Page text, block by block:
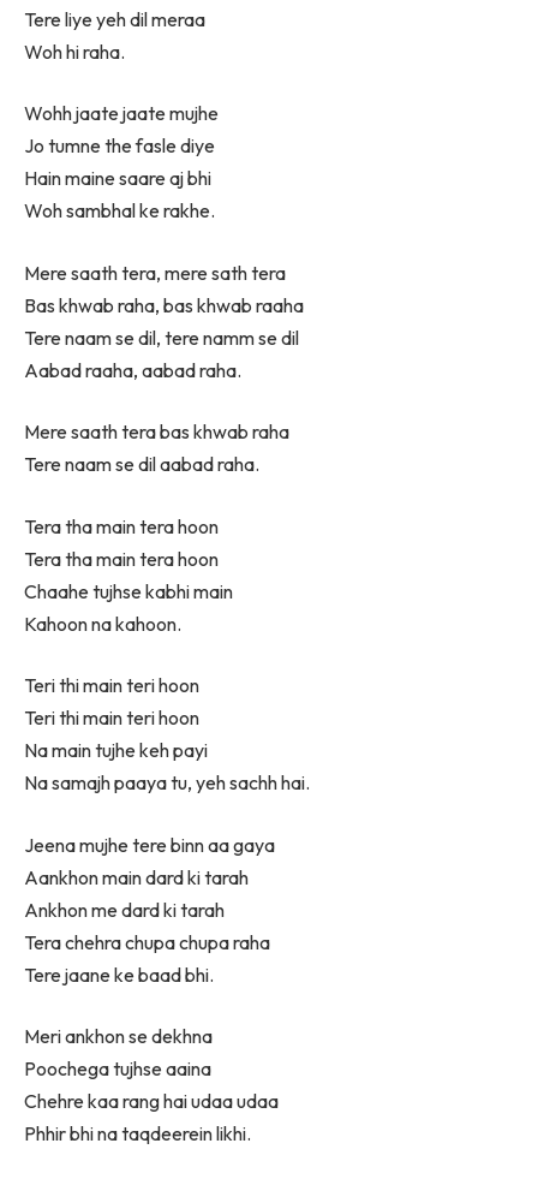
Tere liye yeh dil meraa
Woh hi raha.
Wohh jaate jaate mujhe
Jo tumne the fasle diye
Hain maine saare aj bhi
Woh sambhal ke rakhe.
Mere saath tera, mere sath tera
Bas khwab raha, bas khwab raaha
Tere naam se dil, tere namm se dil
Aabad raaha, aabad raha.
Mere saath tera bas khwab raha
Tere naam se dil aabad raha.
Tera tha main tera hoon
Tera tha main tera hoon
Chaahe tujhse kabhi main
Kahoon na kahoon.
Teri thi main teri hoon
Teri thi main teri hoon
Na main tujhe keh payi
Na samajh paaya tu, yeh sachh hai.
Jeena mujhe tere binn aa gaya
Aankhon main dard ki tarah
Ankhon me dard ki tarah
Tera chehra chupa chupa raha
Tere jaane ke baad bhi.
Meri ankhon se dekhna
Poochega tujhse aaina
Chehre kaa rang hai udaa udaa
Phhir bhi na taqdeerein likhi.